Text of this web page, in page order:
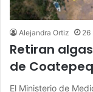
Alejandra Ortiz 26
Retiran
de
El Ministerio de